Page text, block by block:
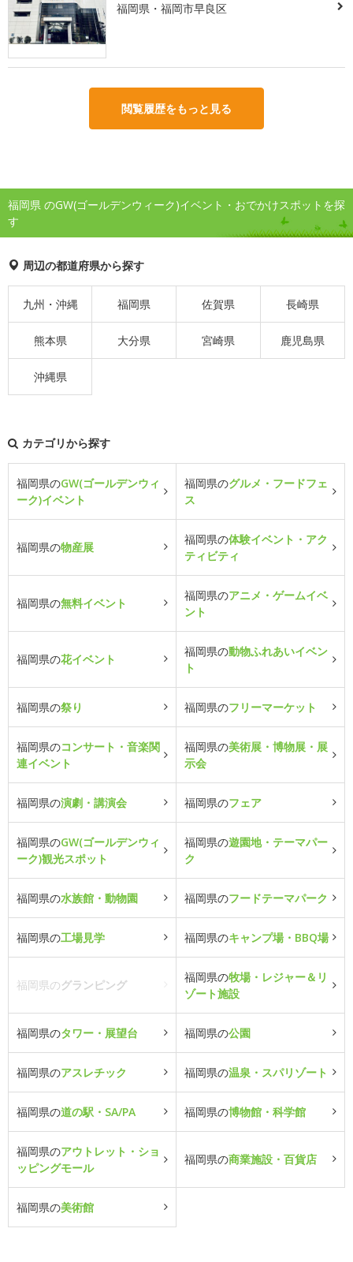
福岡県・福岡市早良区
閲覧履歴をもっと見る
福岡県 のGW(ゴールデンウィーク)イベント・おでかけスポットを探
す
周辺の都道府県から探す
九州・沖縄 福岡県 佐賀県 長崎県
熊本県 大分県 宮崎県 鹿児島県
沖縄県
カテゴリから探す
福岡県のGW(ゴールデンウィ
ーク)イベント
福岡県のグルメ・フードフェ
ス
福岡県の物産展
福岡県の体験イベント・アク
ティビティ
福岡県の無料イベント
福岡県のアニメ・ゲームイベ
ント
福岡県の花イベント
福岡県の動物ふれあいイベン
ト
福岡県の祭り 福岡県のフリーマーケット
福岡県のコンサート・音楽関
連イベント
福岡県の美術展・博物展・展
示会
福岡県の演劇・講演会 福岡県のフェア
福岡県のGW(ゴールデンウィ
ーク)観光スポット
福岡県の遊園地・テーマパー
ク
福岡県の水族館・動物園 福岡県のフードテーマパーク
福岡県の工場見学 福岡県のキャンプ場・BBQ場
福岡県のグランピング
福岡県の牧場・レジャー＆リ
ゾート施設
福岡県のタワー・展望台 福岡県の公園
福岡県のアスレチック 福岡県の温泉・スパリゾート
福岡県の道の駅・SA/PA 福岡県の博物館・科学館
福岡県のアウトレット・ショ
ッピングモール
福岡県の商業施設・百貨店
福岡県の美術館